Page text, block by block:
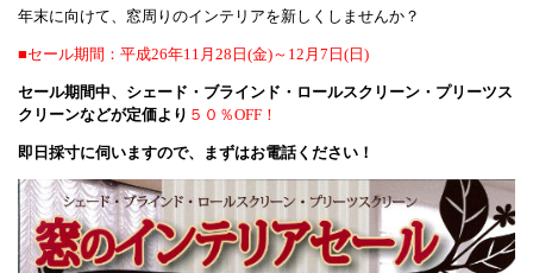
年末に向けて、窓周りのインテリアを新しくしませんか？
■セール期間：平成26年11月28日(金)～12月7日(日)
セール期間中、シェード・ブラインド・ロールスクリーン・プリーツス
クリーンなどが定価より ５０％OFF！
即日採寸に伺いますので、まずはお電話ください！